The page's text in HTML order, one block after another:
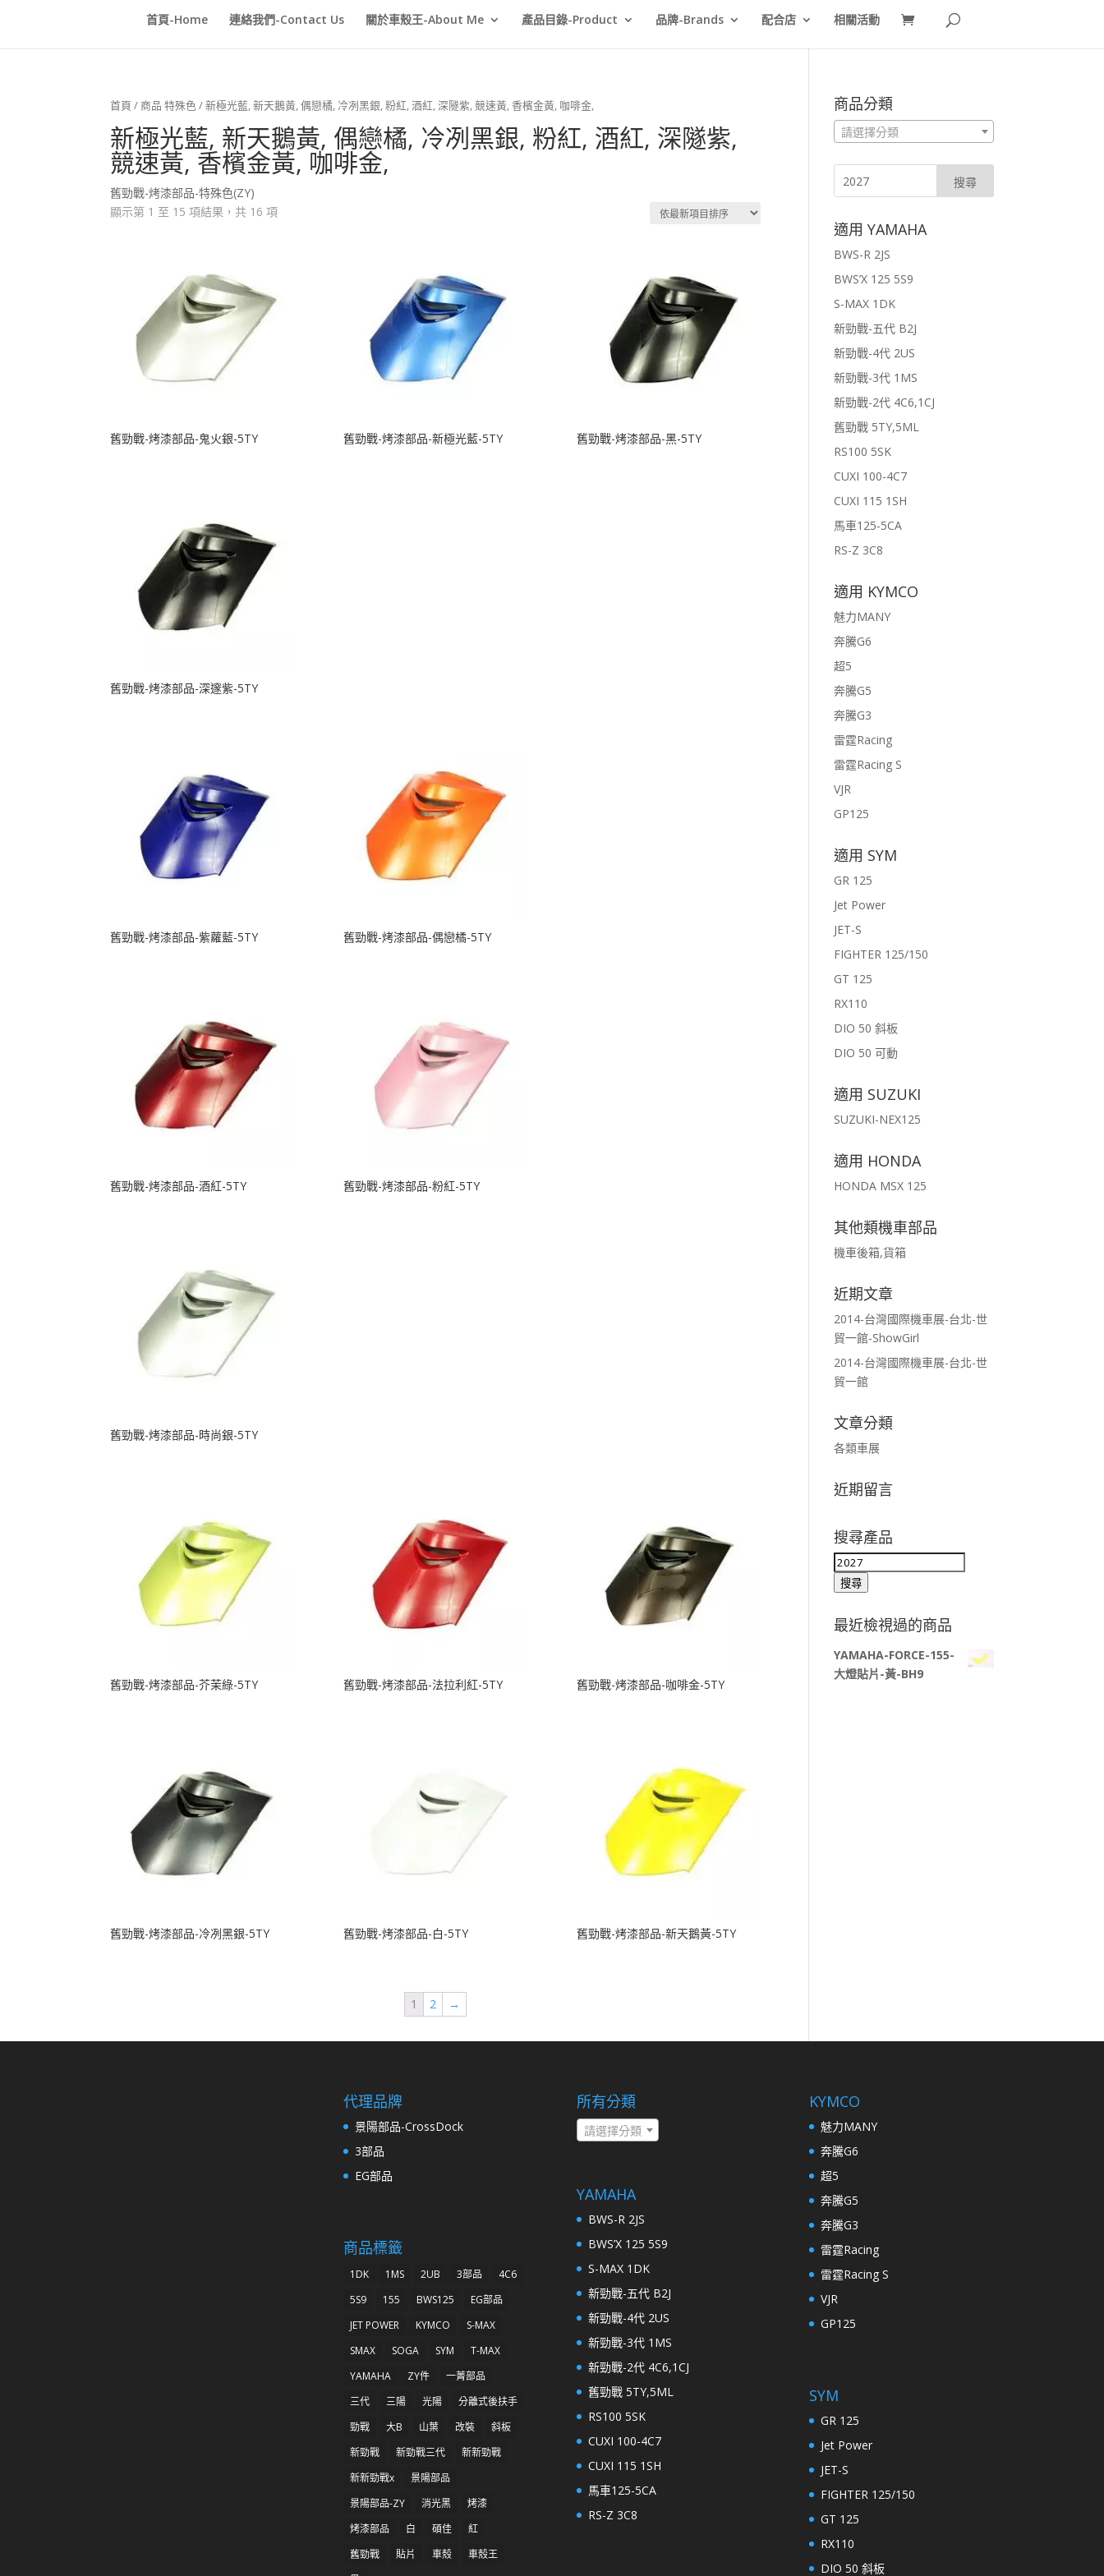
首頁-Home 連絡我們-Contact Us 關於車殼王-About Me 產品目錄-Product 品牌-Brands 配合店 相關活動
首頁 / 商品 特殊色 / 新極光藍, 新天鵝黃, 偶戀橘, 冷冽黑銀, 粉紅, 酒紅, 深隧紫, 競速黃, 香檳金黃, 咖啡金,
新極光藍, 新天鵝黃, 偶戀橘, 冷冽黑銀, 粉紅, 酒紅, 深隧紫,
競速黃, 香檳金黃, 咖啡金,
舊勁戰-烤漆部品-特殊色(ZY)
顯示第 1 至 15 項結果，共 16 項
舊勁戰-烤漆部品-鬼火銀-5TY 舊勁戰-烤漆部品-新極光藍-5TY 舊勁戰-烤漆部品-黑-5TY
舊勁戰-烤漆部品-深邃紫-5TY
舊勁戰-烤漆部品-紫蘿藍-5TY 舊勁戰-烤漆部品-偶戀橘-5TY
舊勁戰-烤漆部品-酒紅-5TY 舊勁戰-烤漆部品-粉紅-5TY
舊勁戰-烤漆部品-時尚銀-5TY
舊勁戰-烤漆部品-芥茉綠-5TY 舊勁戰-烤漆部品-法拉利紅-5TY 舊勁戰-烤漆部品-咖啡金-5TY
舊勁戰-烤漆部品-冷冽黑銀-5TY 舊勁戰-烤漆部品-白-5TY 舊勁戰-烤漆部品-新天鵝黃-5TY
1 2 →
商品分類
請選擇分類
適用 YAMAHA
BWS-R 2JS
BWS’X 125 5S9
S-MAX 1DK
新勁戰-五代 B2J
新勁戰-4代 2US
新勁戰-3代 1MS
新勁戰-2代 4C6,1CJ
舊勁戰 5TY,5ML
RS100 5SK
CUXI 100-4C7
CUXI 115 1SH
馬車125-5CA
RS-Z 3C8
適用 KYMCO
魅力MANY
奔騰G6
超5
奔騰G5
奔騰G3
雷霆Racing
雷霆Racing S
VJR
GP125
適用 SYM
GR 125
Jet Power
JET-S
FIGHTER 125/150
GT 125
RX110
DIO 50 斜板
DIO 50 可動
適用 SUZUKI
SUZUKI-NEX125
適用 HONDA
HONDA MSX 125
其他類機車部品
機車後箱,貨箱
近期文章
2014-台灣國際機車展-台北-世
貿一館-ShowGirl
2014-台灣國際機車展-台北-世
貿一館
文章分類
各類車展
近期留言
搜尋產品
搜
尋
鍵
字:
搜尋
最近檢視過的商品
YAMAHA-FORCE-155-
大燈貼片-黃-BH9
代理品牌
景陽部品-CrossDock
3部品
EG部品
商品標籤
1DK 1MS 2UB 3部品
4C6
5S9
155 BWS125
EG部品
JET POWER
KYMCO
S-MAX
SMAX
SOGA SYM
T-MAX
YAMAHA
ZY件
一菁部品
三代
三陽 光陽
分離式後扶手
勁戰
大B 山葉 改裝
斜板
新勁戰
新勁戰三代
新新勁戰
新新勁戰x
景陽部品
景陽部品-ZY
消光黑
烤漆
烤漆部品
白 碩佳
紅
舊勁戰
貼片 車殼
車殼王
所有分類
請選擇分類
YAMAHA
BWS-R 2JS
BWS’X 125 5S9
S-MAX 1DK
新勁戰-五代 B2J
新勁戰-4代 2US
新勁戰-3代 1MS
新勁戰-2代 4C6,1CJ
舊勁戰 5TY,5ML
RS100 5SK
CUXI 100-4C7
CUXI 115 1SH
馬車125-5CA
RS-Z 3C8
KYMCO
魅力MANY
奔騰G6
超5
奔騰G5
奔騰G3
雷霆Racing
雷霆Racing S
VJR
GP125
SYM
GR 125
Jet Power
JET-S
FIGHTER 125/150
GT 125
RX110
DIO 50 斜板